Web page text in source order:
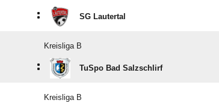
: SG Lautertal
Kreisliga B
: TuSpo Bad Salzschlirf
Kreisliga B